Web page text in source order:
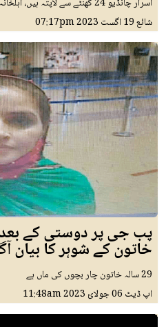
اسرار چانڈیو 24 گھنٹے سے لاپتہ ہیں، اہلخانہ
شائع19 اگست 2023 07:17pm
پب جی پر دوستی کے بعد
خاتون کے شوہر کا بیان
29 سالہ خاتون چار بچوں کی ماں ہے
اپ ڈیٹ 06 جولائ 2023 11:48am